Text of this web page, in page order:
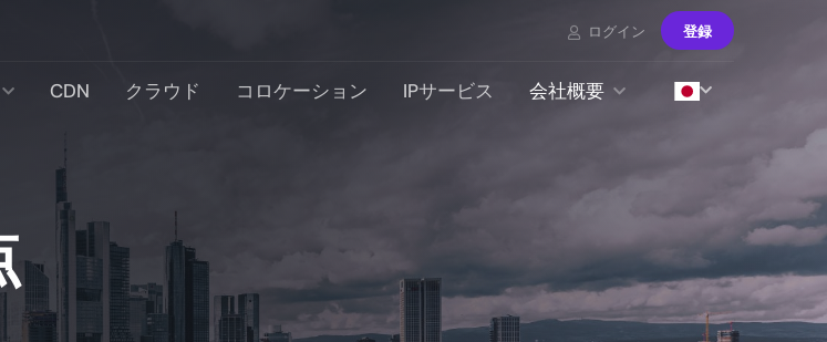
ログイン 登録
CDN クラウド コロケーション IPサービス 会社概要